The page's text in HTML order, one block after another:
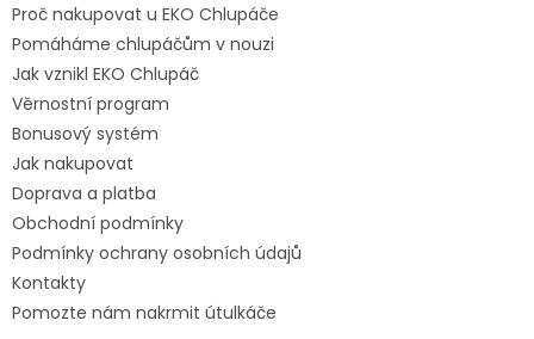
Proč nakupovat u EKO Chlupáče
Pomáháme chlupáčům v nouzi
Jak vznikl EKO Chlupáč
Věrnostní program
Bonusový systém
Jak nakupovat
Doprava a platba
Obchodní podmínky
Podmínky ochrany osobních údajů
Kontakty
Pomozte nám nakrmit útulkáče